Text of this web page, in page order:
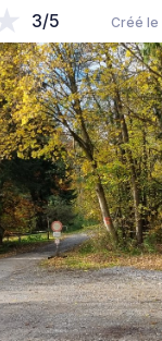
3/5 Créé le